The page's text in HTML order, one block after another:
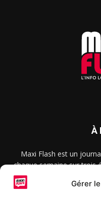
Gérer
À
Maxi Flash est un
chaque semaine sur trois
2015, dans les secteurs
2022, et à Colmar,